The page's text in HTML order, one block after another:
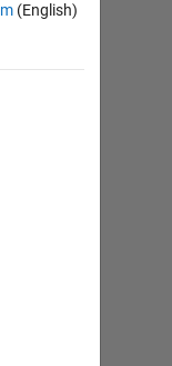
(English)